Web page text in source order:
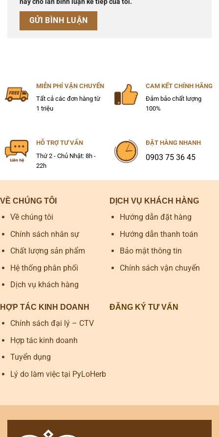
này cho lần bình luận kế tiếp của tôi.
MIỄN PHÍ VẬN CHUYỂN
Tất cả các đơn hàng từ
1 triệu
CAM KẾT CHÍNH HÃNG
Đảm bảo chất lượng
100%
HỖ TRỢ TƯ VẤN
Thứ 2 - Chủ Nhật: 8h -
22h
ĐẶT HÀNG NHANH
0903 75 36 45
VỀ CHÚNG TÔI
Về chúng tôi
Chính sách nhân sự
Chất lượng sản phẩm
Hệ thống phân phối
Dịch vụ khách hàng
DỊCH VỤ KHÁCH HÀNG
Hướng dẫn đặt hàng
Hướng dẫn thanh toán
Bảo mật thông tin
Chính sách vận chuyển
HỢP TÁC KINH DOANH
Chính sách đại lý – CTV
Hợp tác kinh doanh
Tuyển dụng
Lý do làm việc tại PyLoHerb
ĐĂNG KÝ TƯ VẤN